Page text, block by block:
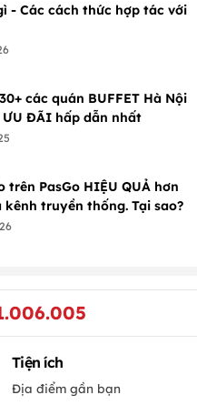
- Các cách thức hợp tác với
các quán BUFFET Hà Nội
ƯU ĐÃI hấp dẫn nhất
trên PasGo HIỆU QUẢ hơn
kênh truyền thống. Tại sao?
Tiện ích
Địa điểm gần bạn